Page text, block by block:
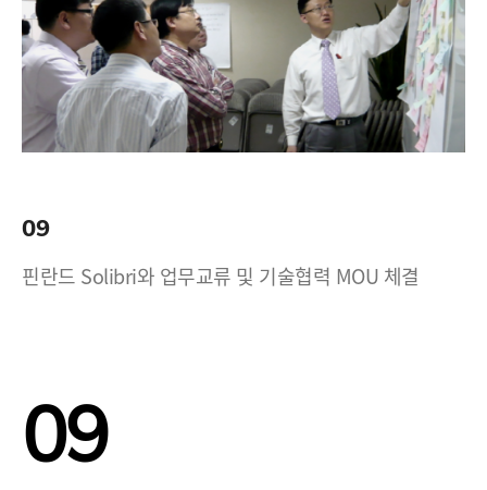
09
핀란드 Solibri와 업무교류 및 기술협력 MOU 체결
09